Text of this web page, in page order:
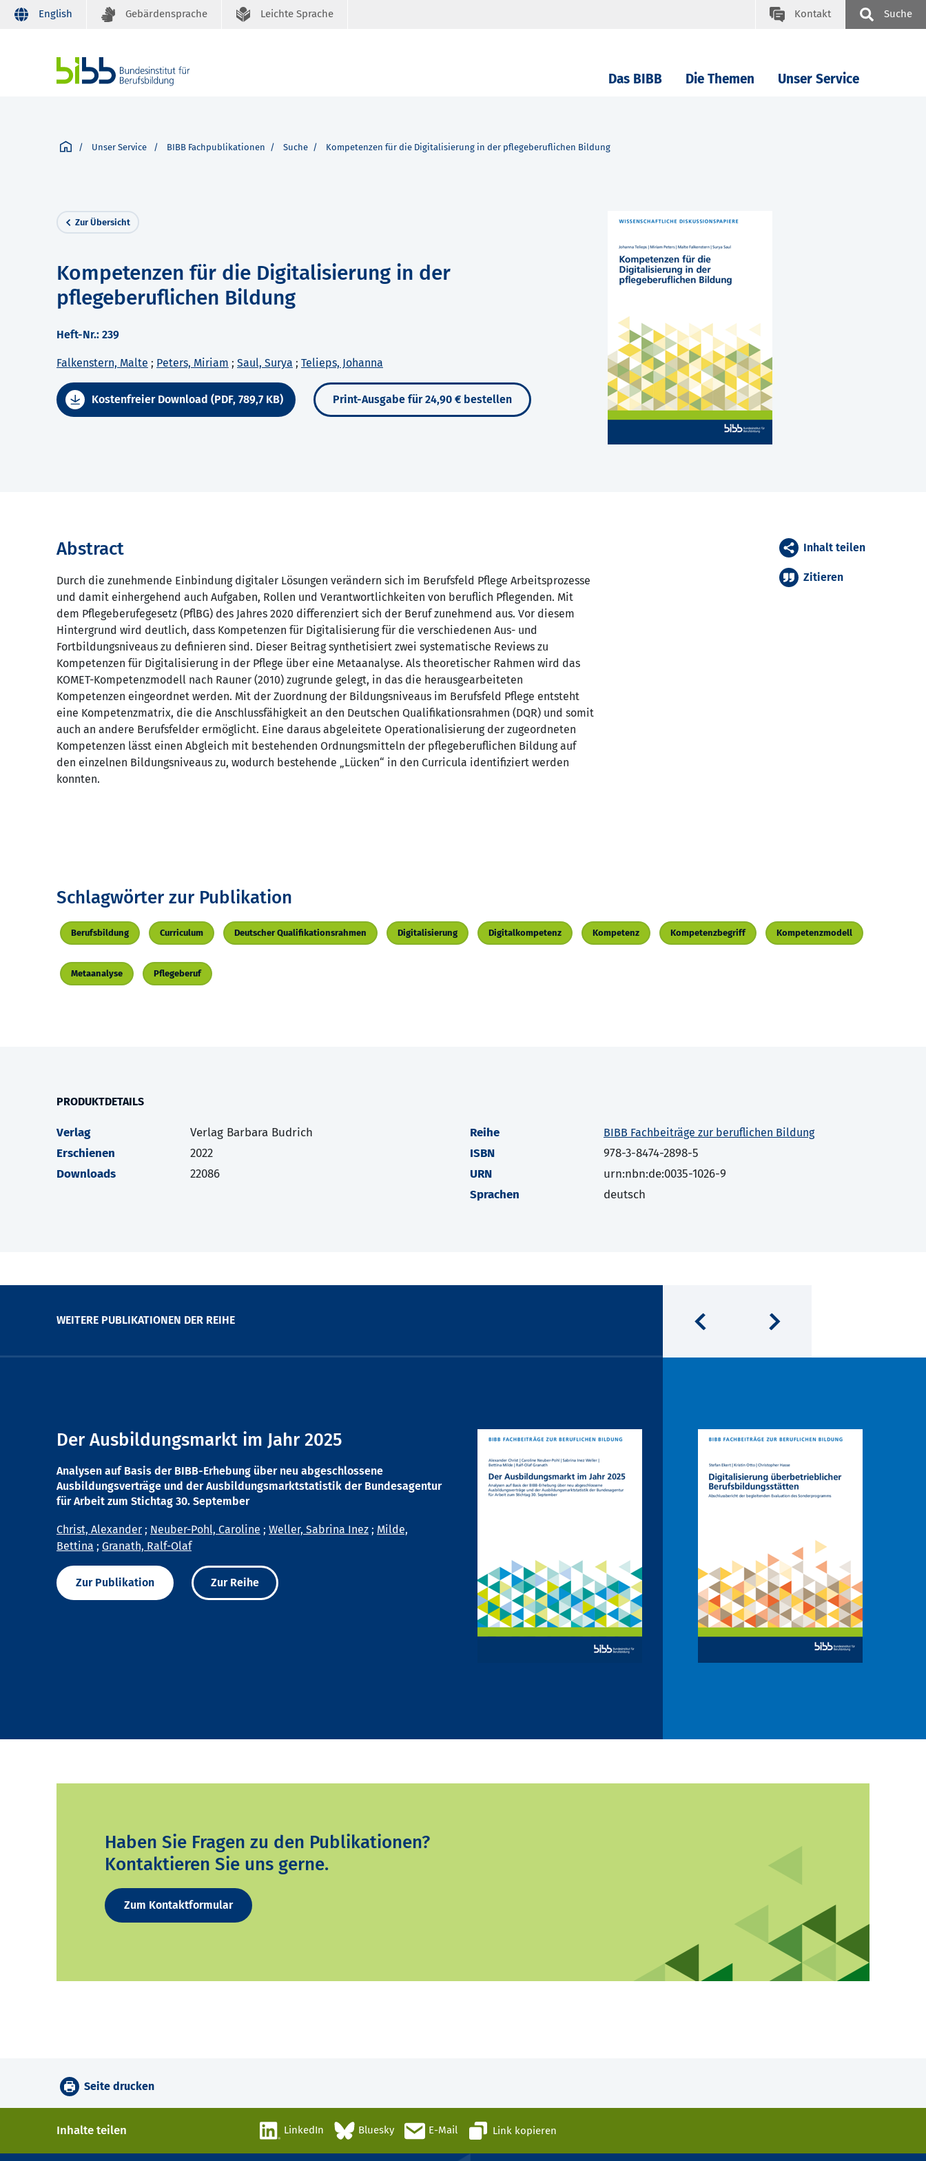
English Gebärdensprache Leichte Sprache Kontakt Suche
Das BIBB Die Themen Unser Service
Unser Service BIBB Fachpublikationen Suche Kompetenzen für die Digitalisierung in der pflegeberuflichen Bildung
Zur Übersicht
Kompetenzen für die Digitalisierung in der
pflegeberuflichen Bildung
Heft-Nr.: 239
Falkenstern, Malte ; Peters, Miriam ; Saul, Surya ; Telieps, Johanna
Kostenfreier Download (PDF, 789,7 KB) Print-Ausgabe für 24,90 € bestellen
Abstract
Durch die zunehmende Einbindung digitaler Lösungen verändern sich im Berufsfeld Pflege Arbeitsprozesse
und damit einhergehend auch Aufgaben, Rollen und Verantwortlichkeiten von beruflich Pflegenden. Mit
dem Pflegeberufegesetz (PflBG) des Jahres 2020 differenziert sich der Beruf zunehmend aus. Vor diesem
Hintergrund wird deutlich, dass Kompetenzen für Digitalisierung für die verschiedenen Aus- und
Fortbildungsniveaus zu definieren sind. Dieser Beitrag synthetisiert zwei systematische Reviews zu
Kompetenzen für Digitalisierung in der Pflege über eine Metaanalyse. Als theoretischer Rahmen wird das
KOMET-Kompetenzmodell nach Rauner (2010) zugrunde gelegt, in das die herausgearbeiteten
Kompetenzen eingeordnet werden. Mit der Zuordnung der Bildungsniveaus im Berufsfeld Pflege entsteht
eine Kompetenzmatrix, die die Anschlussfähigkeit an den Deutschen Qualifikationsrahmen (DQR) und somit
auch an andere Berufsfelder ermöglicht. Eine daraus abgeleitete Operationalisierung der zugeordneten
Kompetenzen lässt einen Abgleich mit bestehenden Ordnungsmitteln der pflegeberuflichen Bildung auf
den einzelnen Bildungsniveaus zu, wodurch bestehende „Lücken“ in den Curricula identifiziert werden
konnten.
Inhalt teilen
Zitieren
Schlagwörter zur Publikation
Berufsbildung Curriculum Deutscher Qualifikationsrahmen Digitalisierung Digitalkompetenz Kompetenz Kompetenzbegriff Kompetenzmodell
Metaanalyse Pflegeberuf
PRODUKTDETAILS
Verlag
Verlag Barbara Budrich
Erschienen
2022
Downloads
22086
Reihe BIBB Fachbeiträge zur beruflichen Bildung
ISBN
978-3-8474-2898-5
URN
urn:nbn:de:0035-1026-9
Sprachen
deutsch
WEITERE PUBLIKATIONEN DER REIHE
Der Ausbildungsmarkt im Jahr 2025
Analysen auf Basis der BIBB-Erhebung über neu abgeschlossene
Ausbildungsverträge und der Ausbildungsmarktstatistik der Bundesagentur
für Arbeit zum Stichtag 30. September
Christ, Alexander ; Neuber-Pohl, Caroline ; Weller, Sabrina Inez ; Milde,
Bettina ; Granath, Ralf-Olaf
Zur Publikation Zur Reihe
Haben Sie Fragen zu den Publikationen?
Kontaktieren Sie uns gerne.
Zum Kontaktformular
Seite drucken
Inhalte teilen LinkedIn Bluesky E-Mail Link kopieren